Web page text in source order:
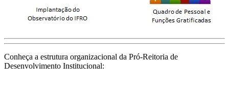
Conheça a estrutura organizacional da Pró-Reitoria de
Desenvolvimento Institucional: